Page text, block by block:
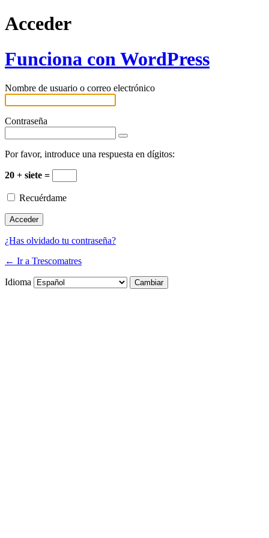
Acceder
Funciona con WordPress
Nombre de usuario o correo electrónico
Contraseña
Por favor, introduce una respuesta en dígitos:
20 + siete =
Recuérdame
¿Has olvidado tu contraseña?
← Ir a Trescomatres
Idioma